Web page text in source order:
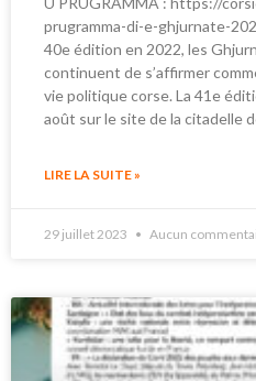
prugramma-di-e-ghjurnate-
40e édition en 2022, les
continuent de s’affirmer
vie politique corse. La 41e
août sur le site de la citadelle
LIRE LA SUITE »
29 juillet 2023 Aucun